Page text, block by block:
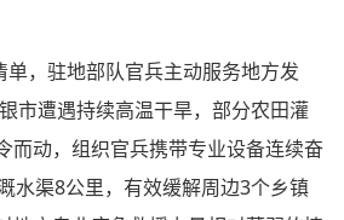
单，驻地部队官兵主动服务地方发
市遭遇持续高温干旱，部分农田灌
而动，组织官兵携带专业设备连续奋
水渠8公里，有效缓解周边3个乡镇